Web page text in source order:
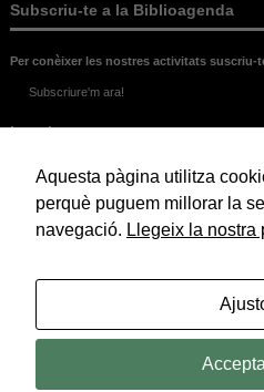
Subscriu-te a la Biblioagenda
Per conèixer les nostres activitats suscriu-
Subscriure'm ara!
Legal
Política de Cookies
Política de Privacitat
Avís Legal
Aquesta pàgina utilitza
perquè puguem millorar la
navegació. Llegeix la